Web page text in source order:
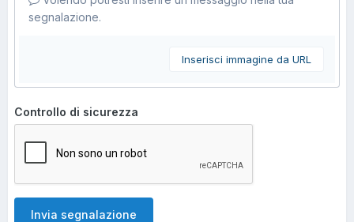
segnalazione.
Inserisci immagine da URL
Controllo di sicurezza
Invia segnalazione